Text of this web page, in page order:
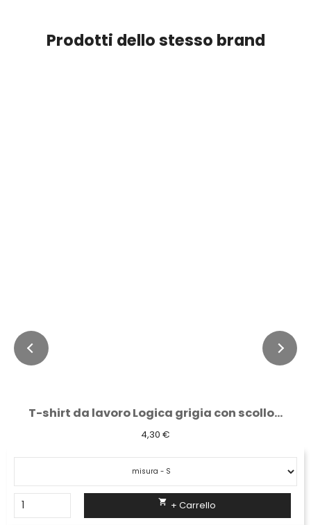
Prodotti dello stesso brand
T-shirt da lavoro Logica grigia con scollo...
4,30 €
 + Carrello